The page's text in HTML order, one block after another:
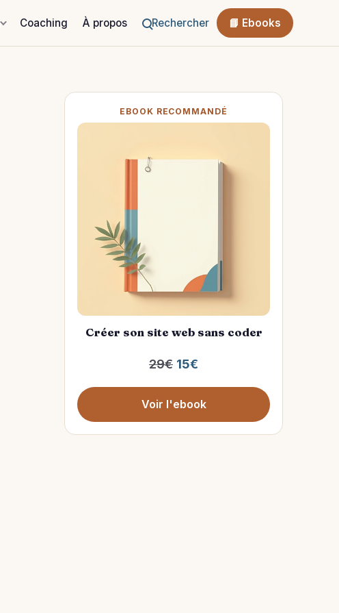
Coaching À propos Rechercher 📘 Ebooks
EBOOK RECOMMANDÉ
Créer son site web sans coder
29€ 15€
Voir l'ebook